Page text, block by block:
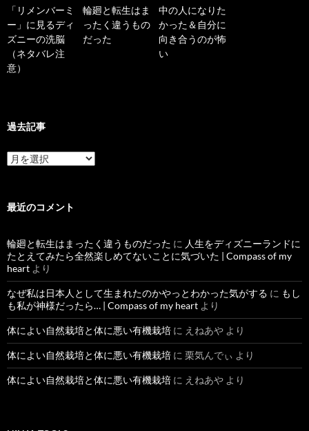
「リメンバーミ
ー」に見るディ
ズニーの洗脳
（ネタバレ注
意）
輪廻と転生はま
ったく違うもの
だった
中の人になりた
かった＆自分に
向き合うのが怖
い
過去記事
過
去
最近のコメント
輪廻と転生はまったく違うものだった に 人生をディズニーランドに
たとえてみたら全然楽しめてないことに気づいた | Compass of my
heart より
なぜ私は日本人として生まれたのかやっとわかった気がする に もし
も私が神様だったら… | Compass of my heart より
体によい自然栽培と体に悪い有機栽培 に えねあや より
体によい自然栽培と体に悪い有機栽培 に 栗気んでぃ より
体によい自然栽培と体に悪い有機栽培 に えねあや より